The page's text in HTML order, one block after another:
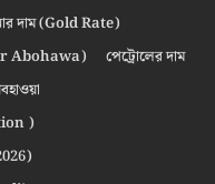
দাম (Gold Rate)
Abohawa)
পেট্রোলের দাম
)